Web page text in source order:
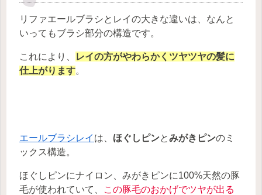
リファエールブラシとレイの大きな違いは、なんと
いってもブラシ部分の構造です。
これにより、 レイの方がやわらかくツヤツヤの髪に
仕上がります。
エールブラシレイ は、 ほぐしピンとみがきピンのミ
ックス構造。
ほぐしピンにナイロン、みがきピンに100%天然の豚
毛が使われていて、
この豚毛のおかげでツヤが出る